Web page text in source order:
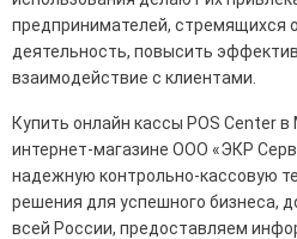
предпринимателей, стремящихся
деятельность, повысить
взаимодействие с клиентами.
Купить онлайн кассы POS Center
интернет-магазине ООО «ЭКР
надежную контрольно-кассовую
решения для успешного бизнеса,
всей России, предоставляем